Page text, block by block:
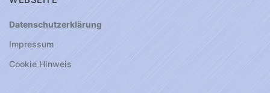
Datenschutzerklärung
Impressum
Cookie Hinweis